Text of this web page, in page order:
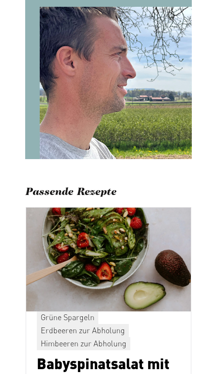
Passende Rezepte
Grüne Spargeln
Erdbeeren zur Abholung
Himbeeren zur Abholung
Babyspinatsalat mit